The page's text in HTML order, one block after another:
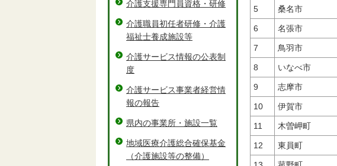
5 桑名市
6 名張市
7 鳥羽市
8 いなべ市
9 志摩市
10 伊賀市
11 木曽岬町
12 東員町
介護支援専門員資格・研修
介護職員初任者研修・介護
福祉士養成施設等
介護サービス情報の公表制
度
介護サービス事業者経営情
報の報告
県内の事業所・施設一覧
地域医療介護総合確保基金
（介護施設等の整備）